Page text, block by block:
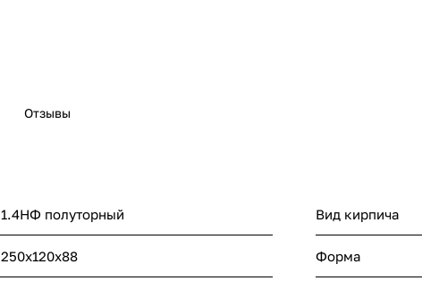
Отзывы
1.4НФ полуторный Вид кирпича
250х120х88 Форма